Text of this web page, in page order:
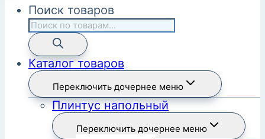
Поиск товаров
Каталог товаров
Переключить дочернее меню
Плинтус напольный
Переключить дочернее меню